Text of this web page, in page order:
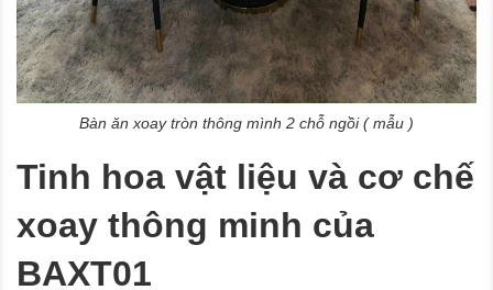
Bàn ăn xoay tròn thông mình 2 chỗ ngồi ( mẫu )
Tinh hoa vật liệu và cơ chế
xoay thông minh của
BAXT01